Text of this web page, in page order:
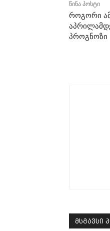
წინა პოსტი
როგორი
პროგნოზი
მსგავსი